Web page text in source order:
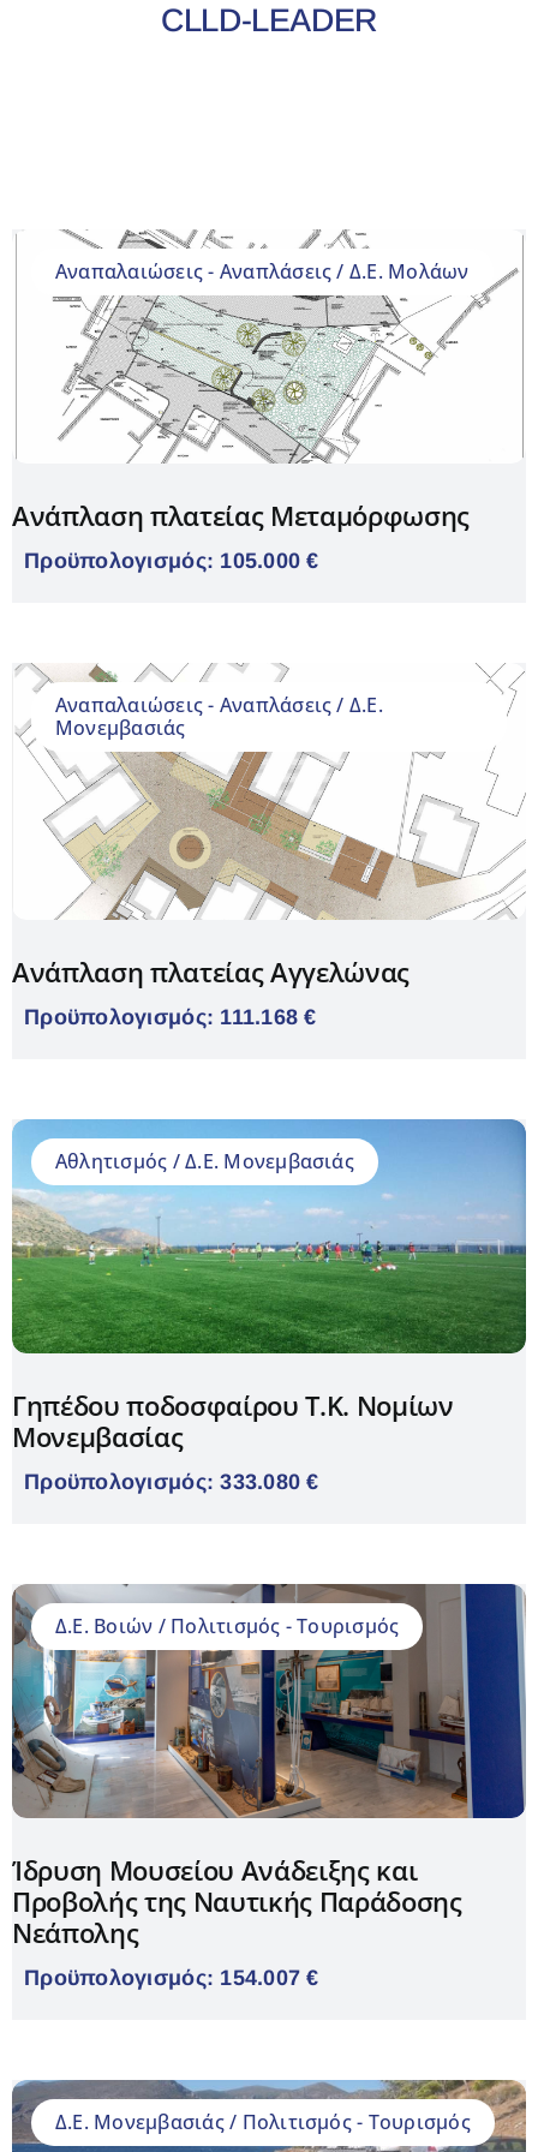
Aνεμογεννητριών
Πρόγραμμα
2024-28
Νέα
CLLD-LEADER
Aναπαλαιώσεις - Αναπλάσεις / Δ.Ε. Μολάων
Ανάπλαση πλατείας Μεταμόρφωσης
Προϋπολογισμός: 105.000 €
Aναπαλαιώσεις - Αναπλάσεις / Δ.Ε.
Μονεμβασιάς
Ανάπλαση πλατείας Αγγελώνας
Προϋπολογισμός: 111.168 €
Αθλητισμός / Δ.Ε. Μονεμβασιάς
Γηπέδου ποδοσφαίρου Τ.Κ. Νομίων
Μονεμβασίας
Προϋπολογισμός: 333.080 €
Δ.Ε. Βοιών / Πολιτισμός - Τουρισμός
Ίδρυση Μουσείου Ανάδειξης και
Προβολής της Ναυτικής Παράδοσης
Νεάπολης
Προϋπολογισμός: 154.007 €
Δ.Ε. Μονεμβασιάς / Πολιτισμός - Τουρισμός